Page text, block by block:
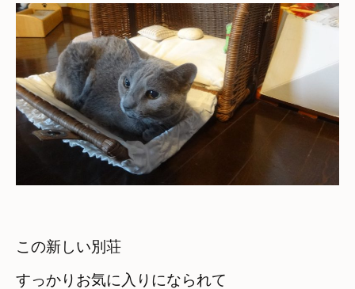
この新しい別荘
すっかりお気に入りになられて